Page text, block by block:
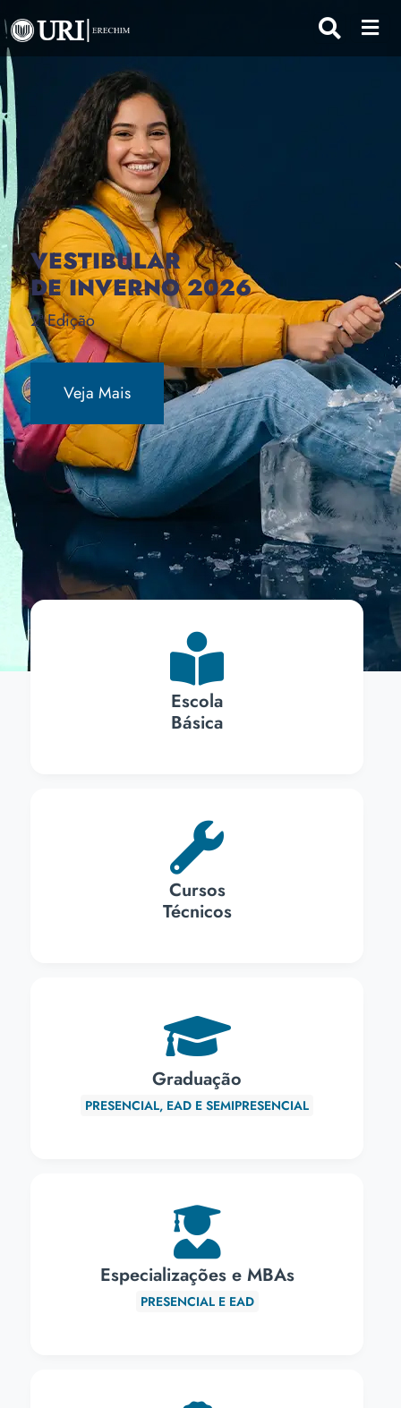
VESTIBULAR
DE INVERNO 2026
2ª Edição
Veja Mais
Escola
Básica
Cursos
Técnicos
Graduação
PRESENCIAL, EAD E SEMIPRESENCIAL
Especializações e MBAs
PRESENCIAL E EAD